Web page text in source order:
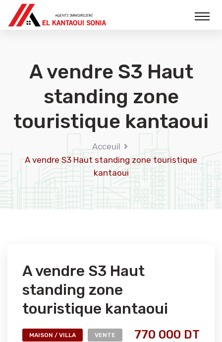
A vendre S3 Haut
standing zone
touristique kantaoui
Acceuil
A vendre S3 Haut standing zone touristique
kantaoui
A vendre S3 Haut
standing zone
touristique kantaoui
MAISON / VILLA VENTE 770 000 DT